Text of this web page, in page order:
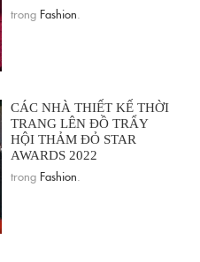
trong Fashion
CÁC NHÀ THIẾT KẾ THỜI
TRANG LÊN ĐỒ TRẨY
HỘI THẢM ĐỎ STAR
AWARDS 2022
trong Fashion